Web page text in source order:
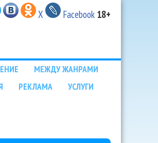
X Facebook 18+
МЕЖДУ ЖАНРАМИ
РЕКЛАМА
УСЛУГИ